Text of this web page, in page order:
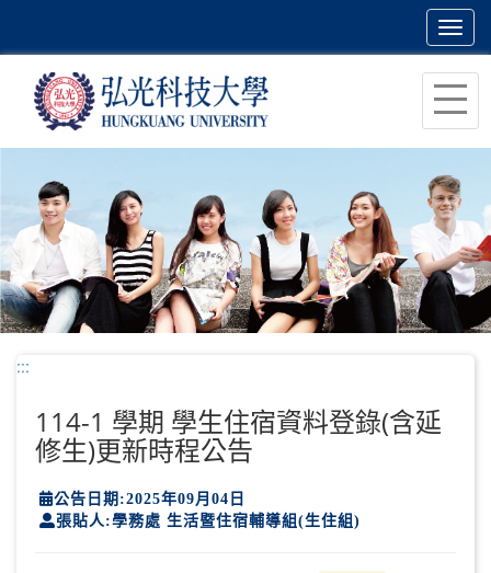
主
容
區
塊
:::
114-1 學期 學生住宿資料登錄(含延
修生)更新時程公告
公告日期:2025年09月04日
張貼人:學務處 生活暨住宿輔導組(生住組)